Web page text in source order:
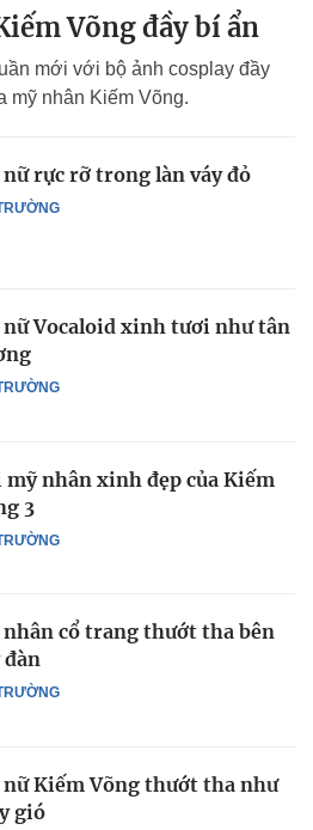
Võng đầy bí ẩn
mới với bộ ảnh cosplay đầy
mỹ nhân Kiếm Võng.
rực rỡ trong làn váy đỏ
nữ Vocaloid xinh tươi như tân
mỹ nhân xinh đẹp của Kiếm
3
nhân cổ trang thướt tha bên
đàn
nữ Kiếm Võng thướt tha như
gió